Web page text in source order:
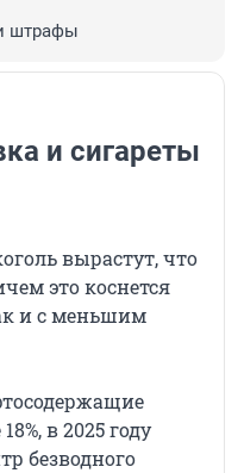
штрафы
и сигареты
вырастут, что
это коснется
и с меньшим
в 2025 году
безводного